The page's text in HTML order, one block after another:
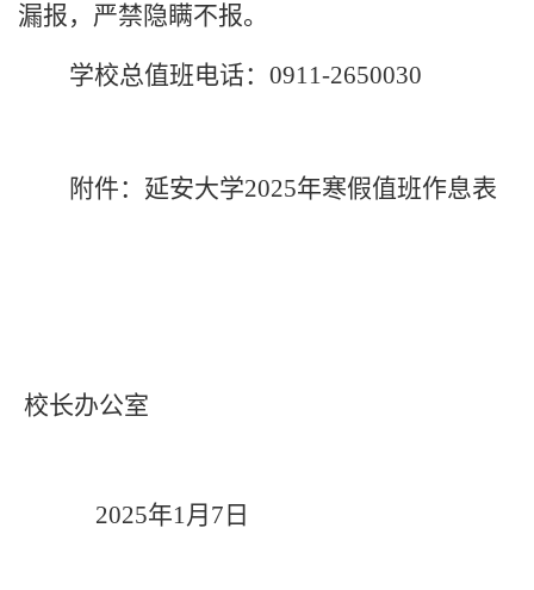
漏报， 严禁隐瞒不报。
学校总值班电话： 0911-2650030
附件：延安大学2025年寒假值班作息表
校长办公室
2025年1月 7 日